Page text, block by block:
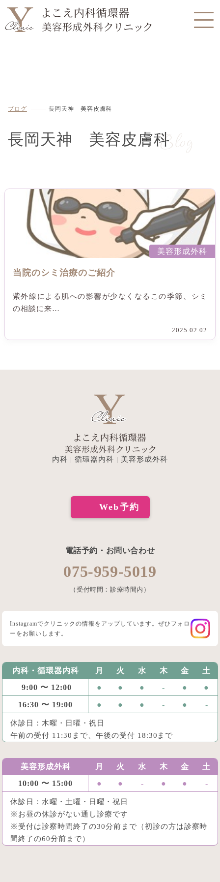
ブログ 長岡天神 美容皮膚科
Blog
長岡天神 美容皮膚科
美容形成外科
当院のシミ治療のご紹介
紫外線による肌への影響が少なくなるこの季節、シミ
の相談に来…
2025.02.02
内科 | 循環器内科 | 美容形成外科
Web予約
電話予約・お問い合わせ
075-959-5019
（受付時間：診療時間内）
Instagramでクリニックの情報をアップしています。ぜひフォロ
ーをお願いします。
内科・循環器内科 月 火 水 木 金 土
9:00 〜 12:00 ● ● ● - ● ●
16:30 〜 19:00 ● ● ● - ● -
休診日：木曜・日曜・祝日
午前の受付 11:30まで、午後の受付 18:30まで
美容形成外科 月 火 水 木 金 土
10:00 〜 15:00 ● ● - ● ● -
休診日：水曜・土曜・日曜・祝日
※お昼の休診がない通し診療です
※受付は診察時間終了の30分前まで（初診の方は診察時
間終了の60分前まで）